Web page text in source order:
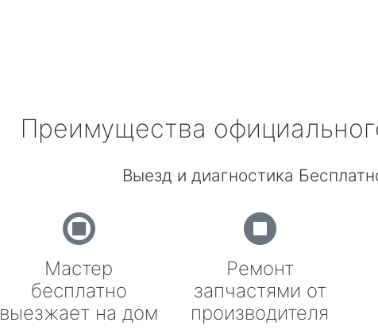
Преимущества
Выезд и диагностика
Мастер
бесплатно
выезжает на дом
Ремонт
запчастями от
производителя